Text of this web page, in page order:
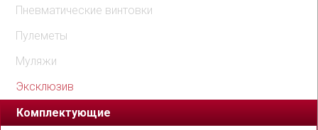
Пневматические винтовки
Пулеметы
Муляжи
Эксклюзив
Комплектующие